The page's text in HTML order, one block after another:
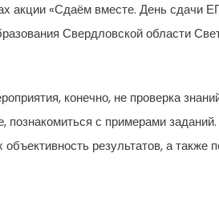
акции «Сдаём вместе. День сдачи
Свердловской области
конечно, не проверка
познакомиться с примерами
результатов, а также